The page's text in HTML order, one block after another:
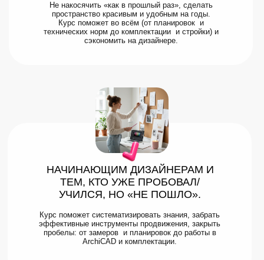
Не накосячить «как в прошлый раз», сделать
пространство красивым и удобным на годы.
Курс поможет во всём (от планировок и
технических норм до комплектации и стройки) и
сэкономить на дизайнере.
НАЧИНАЮЩИМ ДИЗАЙНЕРАМ И
ТЕМ, КТО УЖЕ ПРОБОВАЛ/
УЧИЛСЯ, НО «НЕ ПОШЛО».
Курс поможет систематизировать знания, забрать
эффективные инструменты продвижения, закрыть
пробелы: от замеров и планировок до работы в
ArchiCAD и комплектации.